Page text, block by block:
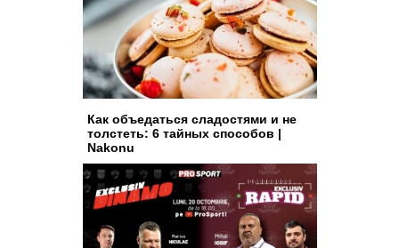
Как объедаться сладостями и не
толстеть: 6 тайных способов |
Nakonu